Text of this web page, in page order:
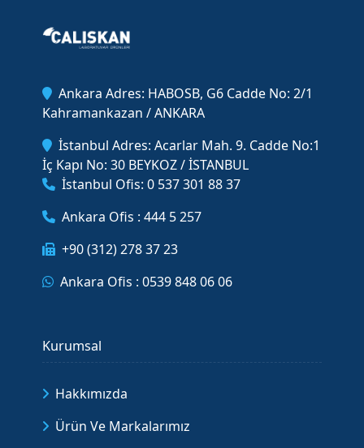
Ankara Adres: HABOSB, G6 Cadde No: 2/1
Kahramankazan / ANKARA
İstanbul Adres: Acarlar Mah. 9. Cadde No:1
İç Kapı No: 30 BEYKOZ / İSTANBUL
İstanbul Ofis: 0 537 301 88 37
Ankara Ofis : 444 5 257
+90 (312) 278 37 23
Ankara Ofis : 0539 848 06 06
Kurumsal
Hakkımızda
Ürün Ve Markalarımız